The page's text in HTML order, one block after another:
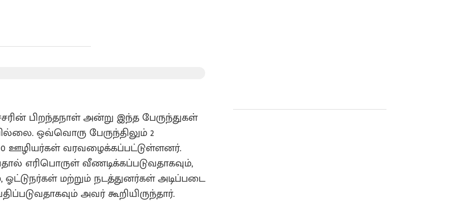
பிறந்தநாள் அன்று இந்த பேருந்துகள்
ஒவ்வொரு பேருந்திலும் 2
ஊழியர்கள் வரவழைக்கப்பட்டுள்ளனர்.
எரிபொருள் வீணடிக்கப்படுவதாகவும்,
மற்றும் நடத்துனர்கள் அடிப்படை
அவர் கூறியிருந்தார்.